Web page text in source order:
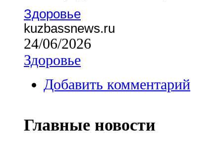
Здоровье
kuzbassnews.ru
24/06/2026
Здоровье
Добавить комментарий
Главные новости